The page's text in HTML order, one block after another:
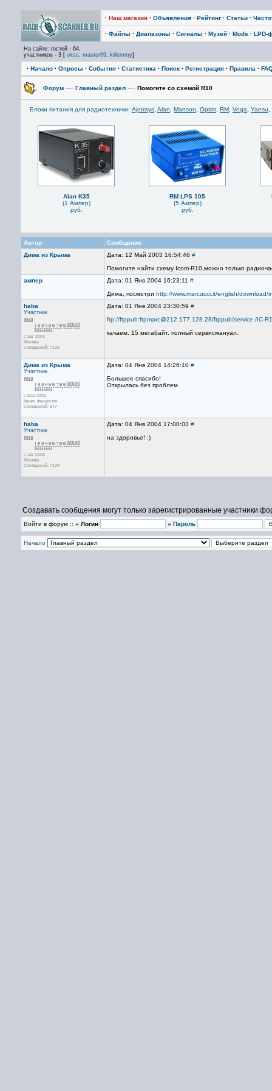
· Наш магазин · Объявления · Рейтинг · Статьи ·
· Файлы · Диапазоны · Сигналы · Музей · Mods · LPD-
На сайте: гостей - 64,
участников - 3 [ oitss, master69, killemmy]
· Начало · Опросы · События · Статистика · Поиск · Регистрация · Правила ·
Форум —› Главный раздел —› Помогите со схемой R10
Блоки питания для радиотехники: Ajetrays Alan Manson Optim RM Vega Yaesu
Alan K35
(1 Ампер)
руб.
RM LPS 105
(5 Ампер)
руб.
Автор
Сообщение
Дима из Крыма
Дата: 12 Май 2003 16:54:46 #
Помогите найти схему Icom-R10,можно только
ампер
Дата: 01 Янв 2004 16:23:11 #
Дима, посмотри http://www.marcucci.it/english/download/
haba
Участник
с авг 2003
Москва
Сообщений: 7129
Дата: 01 Янв 2004 23:30:59 #
ftp://ftppub:ftpmarc@212.177.128.28/ftppub/service /IC-
качаем. 15 мегабайт. полный сервисмануал.
Дима из Крыма
Участник
с мая 2003
Крым, Феодосия
Сообщений: 577
Дата: 04 Янв 2004 14:26:10 #
Большое спасибо!
Открылась без проблем.
haba
Участник
с авг 2003
Москва
Сообщений: 7129
Дата: 04 Янв 2004 17:00:03 #
на здоровье! :)
Создавать сообщения могут только зарегистрированные участники
Войти в форум :: » Логин » Пароль
Начало